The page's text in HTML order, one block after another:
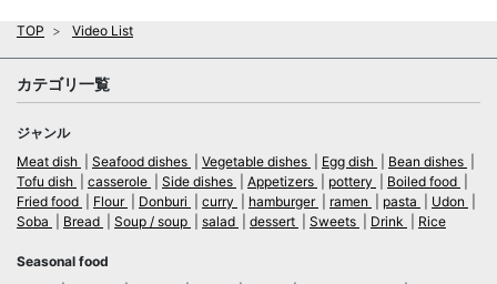
TOP Video List
カテゴリ一覧
ジャンル
Meat dish
Seafood dishes Vegetable dishes Egg dish
Bean dishes
Tofu dish
casserole Side dishes Appetizers pottery
Boiled food
Fried food
Flour Donburi curry hamburger ramen pasta
Udon
Soba
Bread Soup / soup salad dessert Sweets Drink Rice
Seasonal food